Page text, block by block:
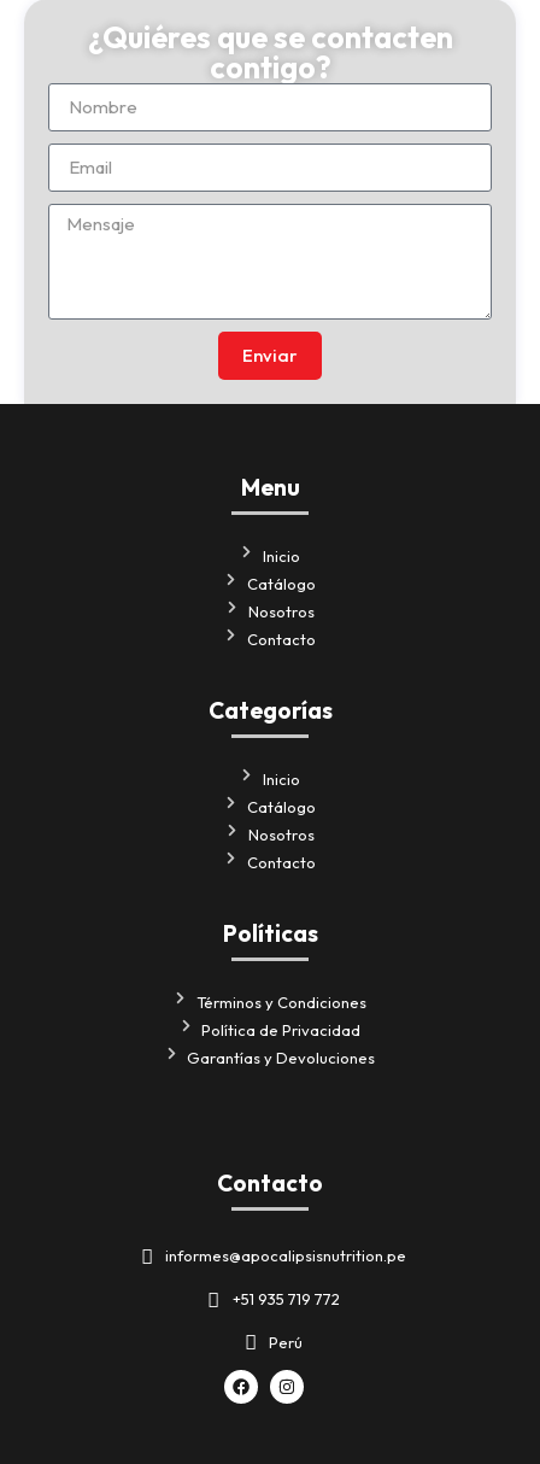
¿Quiéres que se contacten
contigo?
Enviar
Menu
Inicio
Catálogo
Nosotros
Contacto
Categorías
Inicio
Catálogo
Nosotros
Contacto
Políticas
Términos y Condiciones
Política de Privacidad
Garantías y Devoluciones
Contacto
informes@apocalipsisnutrition.pe
+51 935 719 772
Perú